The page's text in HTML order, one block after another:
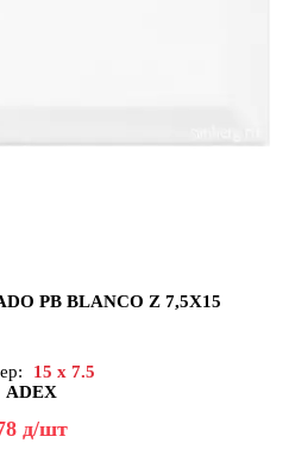
PB BLANCO Z 7,5X15
15 x 7.5
ADEX
д/шт